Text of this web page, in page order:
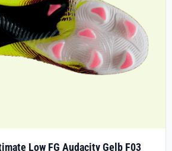
Low FG Audacity Gelb F03